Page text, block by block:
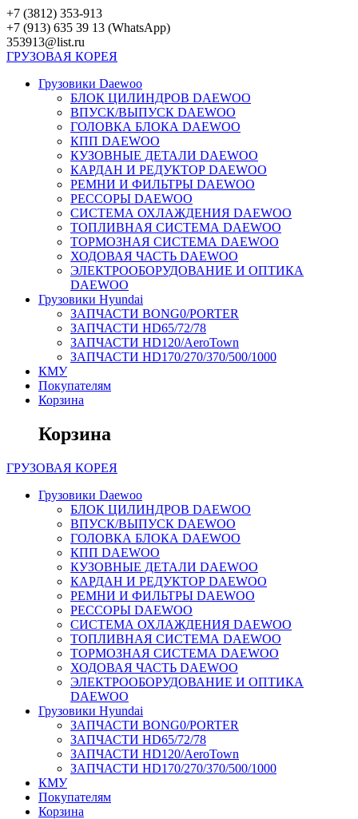
Перейти
к
контенту
+7 (3812) 353-913
+7 (913) 635 39 13 (WhatsApp)
353913@list.ru
ГРУЗОВАЯ КОРЕЯ
Грузовики Daewoo
БЛОК ЦИЛИНДРОВ DAEWOO
ВПУСК/ВЫПУСК DAEWOO
ГОЛОВКА БЛОКА DAEWOO
КПП DAEWOO
КУЗОВНЫЕ ДЕТАЛИ DAEWOO
КАРДАН И РЕДУКТОР DAEWOO
РЕМНИ И ФИЛЬТРЫ DAEWOO
РЕССОРЫ DAEWOO
СИСТЕМА ОХЛАЖДЕНИЯ DAEWOO
ТОПЛИВНАЯ СИСТЕМА DAEWOO
ТОРМОЗНАЯ СИСТЕМА DAEWOO
ХОДОВАЯ ЧАСТЬ DAEWOO
ЭЛЕКТРООБОРУДОВАНИЕ И ОПТИКА
DAEWOO
Грузовики Hyundai
ЗАПЧАСТИ BONG0/PORTER
ЗАПЧАСТИ HD65/72/78
ЗАПЧАСТИ HD120/AeroTown
ЗАПЧАСТИ HD170/270/370/500/1000
КМУ
Покупателям
Корзина
Корзина
ГРУЗОВАЯ КОРЕЯ
Грузовики Daewoo
БЛОК ЦИЛИНДРОВ DAEWOO
ВПУСК/ВЫПУСК DAEWOO
ГОЛОВКА БЛОКА DAEWOO
КПП DAEWOO
КУЗОВНЫЕ ДЕТАЛИ DAEWOO
КАРДАН И РЕДУКТОР DAEWOO
РЕМНИ И ФИЛЬТРЫ DAEWOO
РЕССОРЫ DAEWOO
СИСТЕМА ОХЛАЖДЕНИЯ DAEWOO
ТОПЛИВНАЯ СИСТЕМА DAEWOO
ТОРМОЗНАЯ СИСТЕМА DAEWOO
ХОДОВАЯ ЧАСТЬ DAEWOO
ЭЛЕКТРООБОРУДОВАНИЕ И ОПТИКА
DAEWOO
Грузовики Hyundai
ЗАПЧАСТИ BONG0/PORTER
ЗАПЧАСТИ HD65/72/78
ЗАПЧАСТИ HD120/AeroTown
ЗАПЧАСТИ HD170/270/370/500/1000
КМУ
Покупателям
Корзина